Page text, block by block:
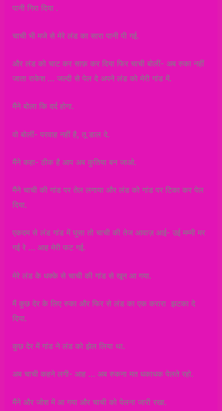
पानी गिरा दिया .
चाची भी मजे से मेरे लंड का सारा पानी पी गई.
और लंड को चाट कर साफ़ कर दिया फिर चाची बोलीं- अब रुका नहीं
जाता राकेश … जल्दी से पेल दे अपने लंड को मेरी गांड में.
मैंने बोला कि दर्द होगा.
वो बोलीं- परवाह नहीं है, तू डाल दे.
मैंने कहा- ठीक है आप अब कुतिया बन जाओ.
मैंने चाची की गांड पर तेल लगाया और लंड को गांड पर टिका कर पेल
दिया.
एकदम से लंड गांड में घुसा तो चाची की तेज आवाज़ आई- उई मम्मी मर
गई रे … आह मेरी फट गई.
मेरे लंड के धक्के से चाची की गांड से खून आ गया.
मैं कुछ देर के लिए रुका और फिर से लंड का एक करारा झटका दे
दिया.
कुछ देर में गांड ने लंड को झेल लिया था.
अब चाची कहने लगी- आह … अब रुकना मत धकाधक पेलते रहो.
मैंने और जोश में आ गया और चाची को पेलना जारी रखा.